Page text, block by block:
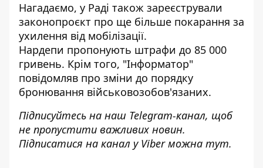
Нагадаємо, у Раді також зареєстрували
законопроєкт про ще більше покарання за
ухилення від мобілізації.
Нардепи пропонують штрафи до 85 000
гривень. Крім того, "Інформатор"
повідомляв про зміни до порядку
бронювання військовозобов'язаних.
Підписуйтесь на наш Telegram-канал, щоб
не пропустити важливих новин.
Підписатися на канал у Viber можна тут.